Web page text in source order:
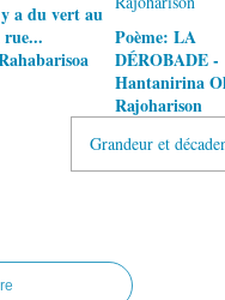
a du vert au
Poème: LA
DÉROBADE -
Hantanirina
Rajoharison
Grandeur et